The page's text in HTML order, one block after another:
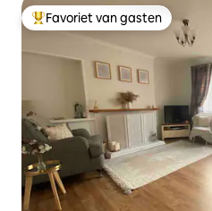
Topfavoriet van gasten
Favoriet van gasten